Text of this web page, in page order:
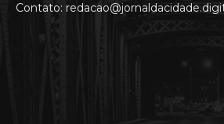
Contato: